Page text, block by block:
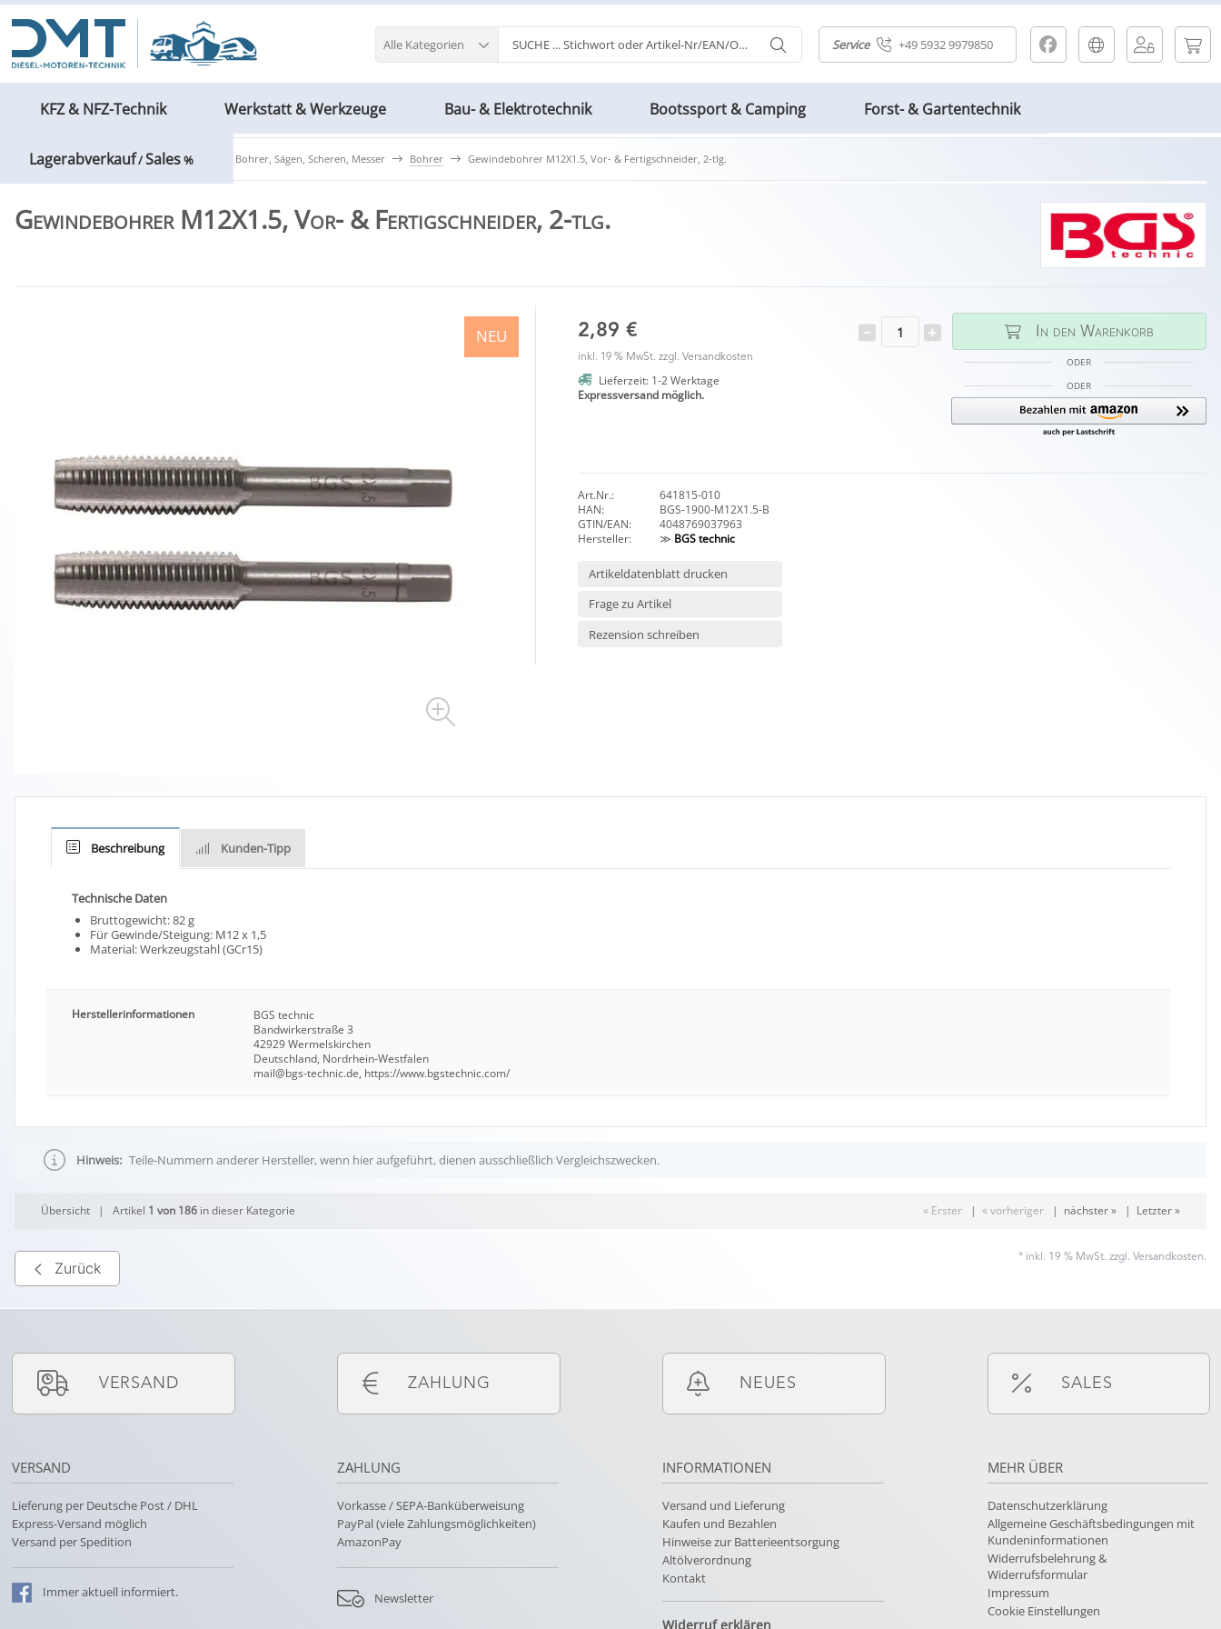
Service +49 5932 9979850
Alle Kategorien
KFZ & NFZ-Technik Werkstatt & Werkzeuge Bau- & Elektrotechnik Bootssport & Camping Forst- & Gartentechnik
Lagerabverkauf/Sales%
Werkstatt & Werkzeuge Hämmer, Bohrer, Sägen, Scheren, Messer Bohrer Gewindebohrer M12X1.5, Vor- & Fertigschneider, 2-tlg.
Gewindebohrer M12X1.5, Vor- & Fertigschneider, 2-tlg.
NEU 2,89 €
inkl. 19 % MwSt. zzgl. Versandkosten
Lieferzeit: 1-2 Werktage
Expressversand möglich.
In den Warenkorb
ODER
ODER
Art.Nr.:
641815-010
HAN:
BGS-1900-M12X1.5-B
GTIN/EAN:
4048769037963
Hersteller:
≫ BGS technic
Artikeldatenblatt drucken
Frage zu Artikel
Rezension schreiben
Beschreibung Kunden-Tipp
Technische Daten
Bruttogewicht: 82 g
Für Gewinde/Steigung: M12 x 1,5
Material: Werkzeugstahl (GCr15)
Herstellerinformationen
BGS technic
Bandwirkerstraße 3
42929 Wermelskirchen
Deutschland, Nordrhein-Westfalen
mail@bgs-technic.de, https://www.bgstechnic.com/
Hinweis: Teile-Nummern anderer Hersteller, wenn hier aufgeführt, dienen ausschließlich Vergleichszwecken.
Übersicht | Artikel 1 von 186 in dieser Kategorie « Erster| « vorheriger| nächster »| Letzter »
Zurück
* inkl. 19 % MwSt. zzgl. Versandkosten.
VERSAND
VERSAND
Lieferung per Deutsche Post / DHL
Express-Versand möglich
Versand per Spedition
Immeraktuell informiert.
ZAHLUNG
ZAHLUNG
Vorkasse / SEPA-Banküberweisung
PayPal (viele Zahlungsmöglichkeiten)
AmazonPay
Newsletter
NEUES
INFORMATIONEN
Versand und Lieferung
Kaufen und Bezahlen
Hinweise zur Batterieentsorgung
Altölverordnung
Kontakt
Widerruf erklären
SALES
MEHR ÜBER
Datenschutzerklärung
Allgemeine Geschäftsbedingungen mit
Kundeninformationen
Widerrufsbelehrung &
Widerrufsformular
Impressum
Cookie Einstellungen